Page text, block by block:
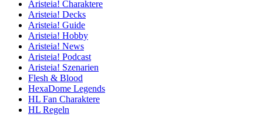
Aristeia! Charaktere
Aristeia! Decks
Aristeia! Guide
Aristeia! Hobby
Aristeia! News
Aristeia! Podcast
Aristeia! Szenarien
Flesh & Blood
HexaDome Legends
HL Fan Charaktere
HL Regeln